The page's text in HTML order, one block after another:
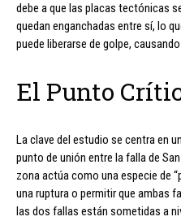
debe a que las placas tectónicas
quedan enganchadas entre sí, lo
puede liberarse de golpe,
El Punto
La clave del estudio se centra en
punto de unión entre la falla de
zona actúa como una especie de
una ruptura o permitir que ambas
las dos fallas están sometidas a